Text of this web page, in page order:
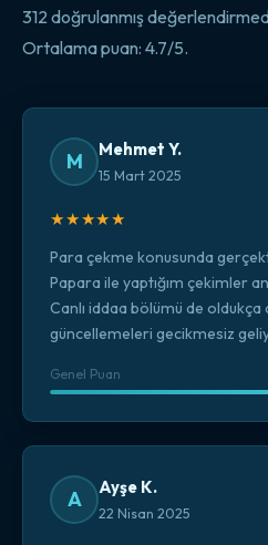
312 doğrulanmış
Ortalama puan: 4.7/5.
M Mehmet Y.
15 Mart 2025
★★★★★
Para çekme konusunda
Papara ile yaptığım çekimler
Canlı iddaa bölümü de oldukça
güncellemeleri gecikmesiz
Genel Puan
A Ayşe K.
22 Nisan 2025